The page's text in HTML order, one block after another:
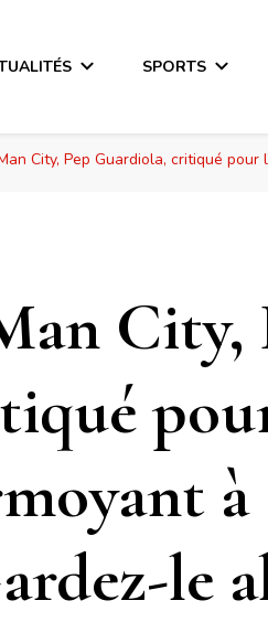
SPORTS
City, Pep Guardiola, critiqué
City,
à
le